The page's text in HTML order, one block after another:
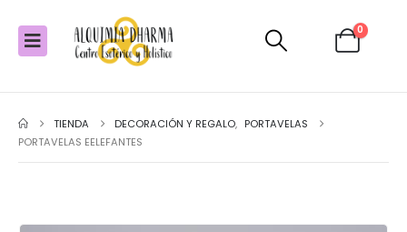
0
TIENDA DECORACIÓN Y REGALO, PORTAVELAS
PORTAVELAS EELEFANTES